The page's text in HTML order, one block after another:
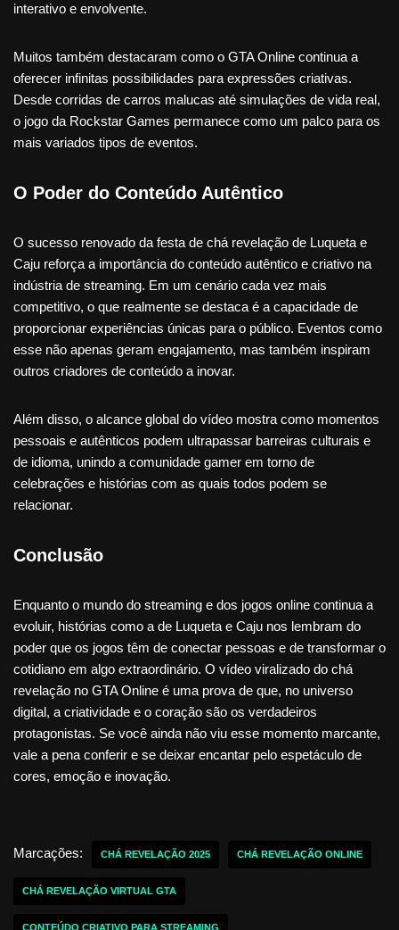
interativo e envolvente.
Muitos também destacaram como o GTA Online continua a
oferecer infinitas possibilidades para expressões criativas.
Desde corridas de carros malucas até simulações de vida real,
o jogo da Rockstar Games permanece como um palco para os
mais variados tipos de eventos.
O Poder do Conteúdo Autêntico
O sucesso renovado da festa de chá revelação de Luqueta e
Caju reforça a importância do conteúdo autêntico e criativo na
indústria de streaming. Em um cenário cada vez mais
competitivo, o que realmente se destaca é a capacidade de
proporcionar experiências únicas para o público. Eventos como
esse não apenas geram engajamento, mas também inspiram
outros criadores de conteúdo a inovar.
Além disso, o alcance global do vídeo mostra como momentos
pessoais e autênticos podem ultrapassar barreiras culturais e
de idioma, unindo a comunidade gamer em torno de
celebrações e histórias com as quais todos podem se
relacionar.
Conclusão
Enquanto o mundo do streaming e dos jogos online continua a
evoluir, histórias como a de Luqueta e Caju nos lembram do
poder que os jogos têm de conectar pessoas e de transformar o
cotidiano em algo extraordinário. O vídeo viralizado do chá
revelação no GTA Online é uma prova de que, no universo
digital, a criatividade e o coração são os verdadeiros
protagonistas. Se você ainda não viu esse momento marcante,
vale a pena conferir e se deixar encantar pelo espetáculo de
cores, emoção e inovação.
Marcações: CHÁ REVELAÇÃO 2025 CHÁ REVELAÇÃO ONLINE
CHÁ REVELAÇÃO VIRTUAL GTA
CONTEÚDO CRIATIVO PARA STREAMING